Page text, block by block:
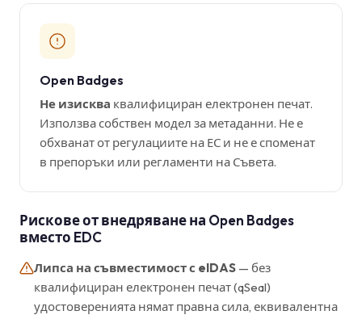
Open Badges
Не изисква квалифициран електронен печат.
Използва собствен модел за метаданни. Не е
обхванат от регулациите на ЕС и не е споменат
в препоръки или регламенти на Съвета.
Рискове от внедряване на Open Badges
вместо EDC
Липса на съвместимост с eIDAS — без
квалифициран електронен печат (qSeal)
удостоверенията нямат правна сила, еквивалентна